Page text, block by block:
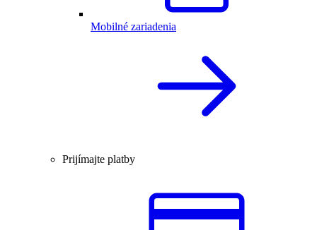
Mobilné zariadenia
Prijímajte platby